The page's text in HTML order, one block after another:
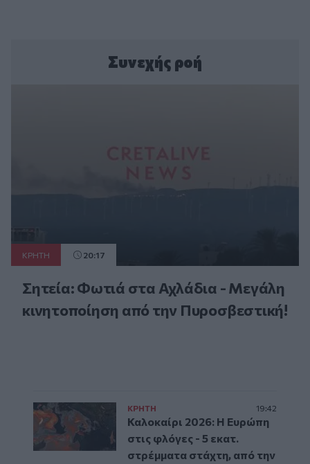
Συνεχής ροή
ΚΡΗΤΗ 20:17
Σητεία: Φωτιά στα Αχλάδια - Μεγάλη
κινητοποίηση από την Πυροσβεστική!
ΚΡΗΤΗ 19:42
Καλοκαίρι 2026: Η Ευρώπη
στις φλόγες - 5 εκατ.
στρέμματα στάχτη, από την